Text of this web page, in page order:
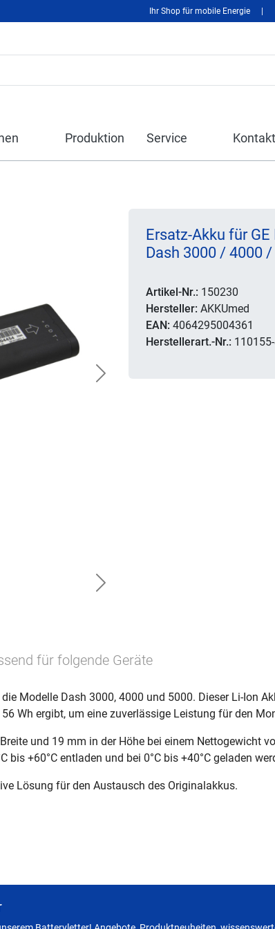
Ihr Shop für mobile Energie
Produktion Service Kontakt
Next
Next
Ersatz-Akku für
Dash 3000 / 4000
Artikel-Nr.: 150230
Hersteller: AKKUmed
EAN: 4064295004361
Herstellerart.-Nr.:
für folgende Geräte
Modelle Dash 3000, 4000 und 5000. Dieser Li-Ion
Wh ergibt, um eine zuverlässige Leistung für den
und 19 mm in der Höhe bei einem Nettogewicht
bis +60°C entladen und bei 0°C bis +40°C geladen
Lösung für den Austausch des Originalakkus.